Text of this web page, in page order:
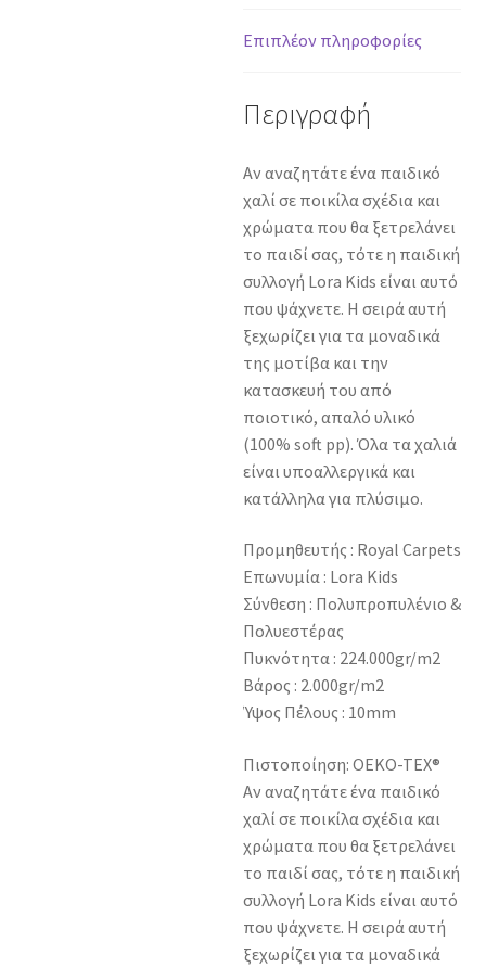
Επιπλέον πληροφορίες
Περιγραφή
Αν αναζητάτε ένα παιδικό
χαλί σε ποικίλα σχέδια και
χρώματα που θα ξετρελάνει
το παιδί σας, τότε η παιδική
συλλογή Lora Kids είναι αυτό
που ψάχνετε. Η σειρά αυτή
ξεχωρίζει για τα μοναδικά
της μοτίβα και την
κατασκευή του από
ποιοτικό, απαλό υλικό
(100% soft pp). Όλα τα χαλιά
είναι υποαλλεργικά και
κατάλληλα για πλύσιμο.
Προμηθευτής : Royal Carpets
Επωνυμία : Lora Kids
Σύνθεση : Πολυπροπυλένιο &
Πολυεστέρας
Πυκνότητα : 224.000gr/m2
Βάρος : 2.000gr/m2
Ύψος Πέλους : 10mm
Πιστοποίηση: OEKO-TEX®
Αν αναζητάτε ένα παιδικό
χαλί σε ποικίλα σχέδια και
χρώματα που θα ξετρελάνει
το παιδί σας, τότε η παιδική
συλλογή Lora Kids είναι αυτό
που ψάχνετε. Η σειρά αυτή
ξεχωρίζει για τα μοναδικά